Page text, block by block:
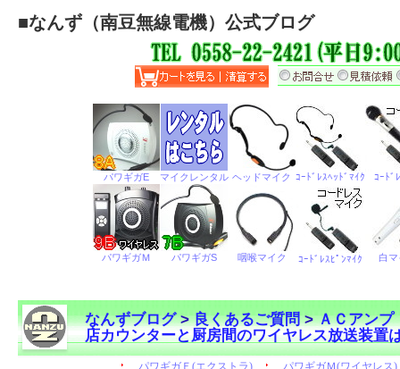
■なんず（南豆無線電機）公式ブログ
なんずブログ>良くあるご質問>ＡＣアンプ
店カウンターと厨房間のワイヤレス放送装置